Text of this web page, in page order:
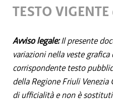
TESTO
Avviso legale:Il presente
variazioni nella veste
corrispondente testo
della Regione Friuli
di ufficialità e non è